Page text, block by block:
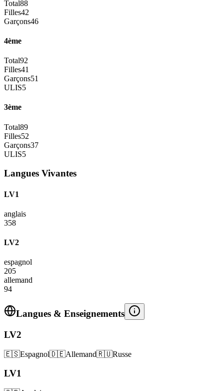
Total88
Filles42
Garçons46
4ème
Total92
Filles41
Garçons51
ULIS5
3ème
Total89
Filles52
Garçons37
ULIS5
Langues Vivantes
LV1
anglais
358
LV2
espagnol
205
allemand
94
Langues & Enseignements
LV2
🇪🇸Espagnol🇩🇪Allemand🇷🇺Russe
LV1